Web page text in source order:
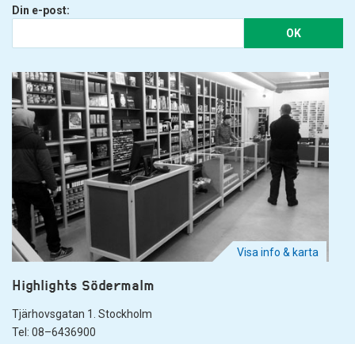
Din e-post:
OK
Visa info & karta
Highlights Södermalm
Tjärhovsgatan 1. Stockholm
Tel: 08–6436900